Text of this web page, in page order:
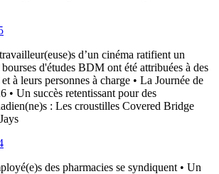
d’un cinéma ratifient un
d'études BDM ont été attribuées à des
à leurs personnes à charge • La Journée de
• Un succès retentissant pour des
: Les croustilles Covered Bridge
des pharmacies se syndiquent • Un